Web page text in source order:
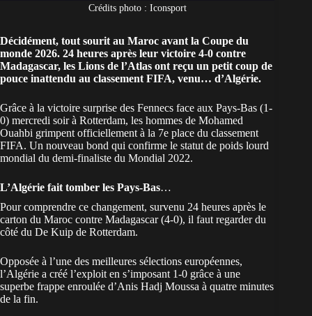
Crédits photo : Iconsport
Décidément, tout sourit au Maroc avant la Coupe du
monde 2026. 24 heures après leur victoire 4-0 contre
Madagascar, les Lions de l’Atlas ont reçu un petit coup de
pouce inattendu au classement FIFA, venu… d’Algérie.
Grâce à la victoire surprise des Fennecs face aux Pays-Bas (1-
0) mercredi soir à Rotterdam, les hommes de Mohamed
Ouahbi grimpent officiellement à la 7e place du classement
FIFA. Un nouveau bond qui confirme le statut de poids lourd
mondial du demi-finaliste du Mondial 2022.
L’Algérie fait tomber les Pays-Bas…
Pour comprendre ce changement, survenu 24 heures après le
carton du Maroc contre Madagascar(4-0), il faut regarder du
côté du De Kuip de Rotterdam.
Opposée à l’une des meilleures sélections européennes,
l’Algérie a créé l’exploit en s’imposant 1-0 grâce à une
superbe frappe enroulée d’Anis Hadj Moussa à quatre minutes
de la fin.